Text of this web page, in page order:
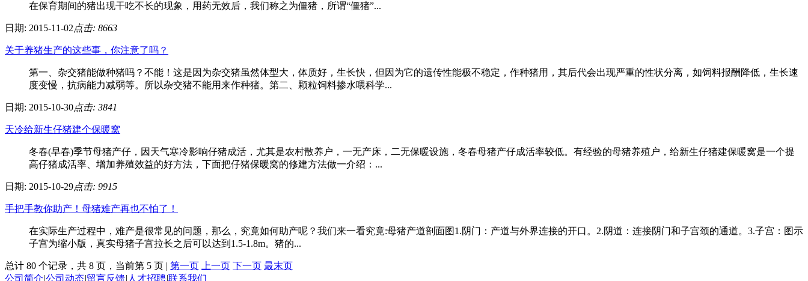
在保育期间的猪出现干吃不长的现象，用药无效后，我们称之为僵猪，所谓“僵猪”...
日期: 2015-11-02点击: 8663
关于养猪生产的这些事，你注意了吗？
第一、杂交猪能做种猪吗？不能！这是因为杂交猪虽然体型大，体质好，生长快，但因为它的遗传性能极不稳定，作种猪用，其后代会出现严重的性状分离，如饲料报酬降低，生长速
度变慢，抗病能力减弱等。所以杂交猪不能用来作种猪。第二、颗粒饲料掺水喂科学...
日期: 2015-10-30点击: 3841
天冷给新生仔猪建个保暖窝
冬春(早春)季节母猪产仔，因天气寒冷影响仔猪成活，尤其是农村散养户，一无产床，二无保暖设施，冬春母猪产仔成活率较低。有经验的母猪养殖户，给新生仔猪建保暖窝是一个提
高仔猪成活率、增加养殖效益的好方法，下面把仔猪保暖窝的修建方法做一介绍：...
日期: 2015-10-29点击: 9915
手把手教你助产！母猪难产再也不怕了！
在实际生产过程中，难产是很常见的问题，那么，究竟如何助产呢？我们来一看究竟:母猪产道剖面图1.阴门：产道与外界连接的开口。2.阴道：连接阴门和子宫颈的通道。3.子宫：图示
子宫为缩小版，真实母猪子宫拉长之后可以达到1.5-1.8m。猪的...
总计 80 个记录，共 8 页，当前第 5 页 | 第一页 上一页 下一页 最末页
公司简介|公司动态|留言反馈| 人才招聘|联系我们